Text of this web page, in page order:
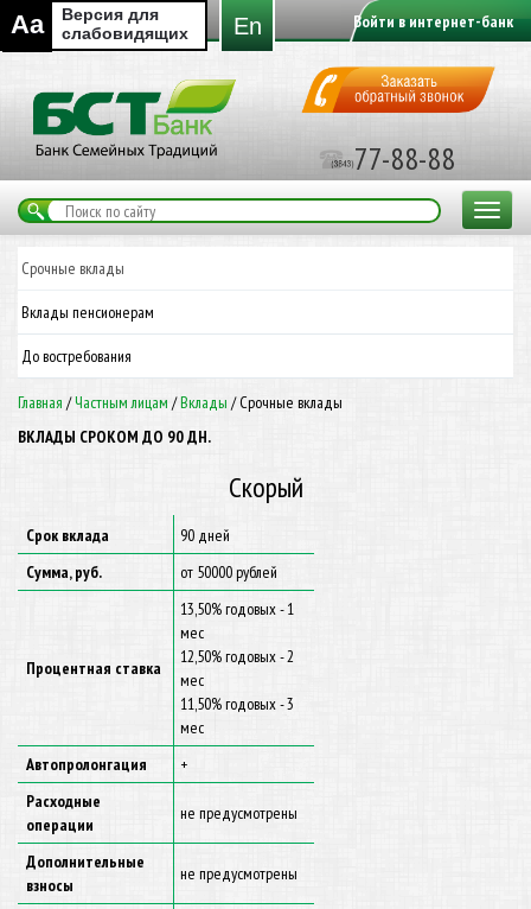
Aa
Версия для
слабовидящих
En Войти в интернет-банк
77-88-88
Toggle
Срочные вклады
Вклады пенсионерам
До востребования
Главная /Частным лицам /Вклады /Срочные вклады
ВКЛАДЫ СРОКОМ ДО 90 ДН.
Скорый
Срок вклада
90 дней
Сумма, руб.
от 50000 рублей
Процентная ставка
13,50% годовых - 1
мес
12,50% годовых - 2
мес
11,50% годовых - 3
мес
Автопролонгация
+
Расходные
операции
не предусмотрены
Дополнительные
взносы
не предусмотрены